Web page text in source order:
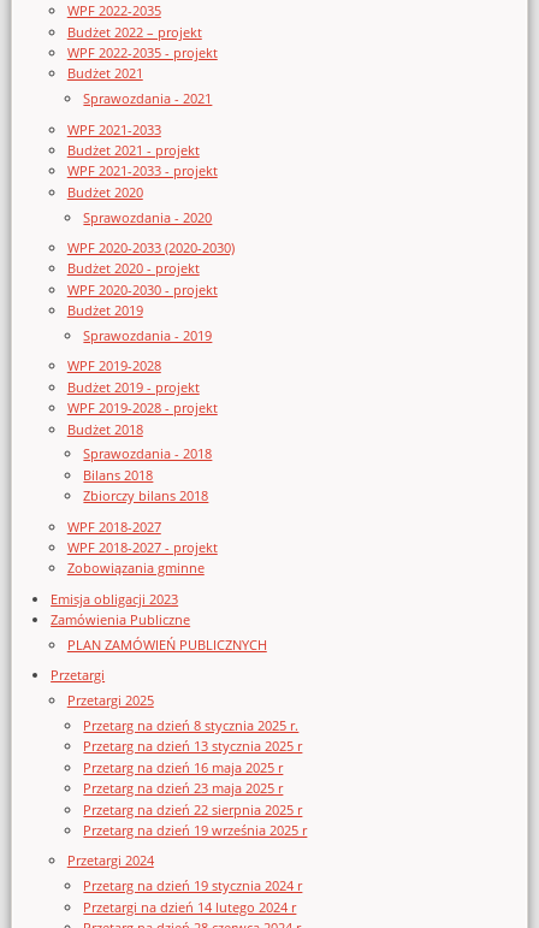
WPF 2022-2035
Budżet 2022 – projekt
WPF 2022-2035 - projekt
Budżet 2021
Sprawozdania - 2021
WPF 2021-2033
Budżet 2021 - projekt
WPF 2021-2033 - projekt
Budżet 2020
Sprawozdania - 2020
WPF 2020-2033 (2020-2030)
Budżet 2020 - projekt
WPF 2020-2030 - projekt
Budżet 2019
Sprawozdania - 2019
WPF 2019-2028
Budżet 2019 - projekt
WPF 2019-2028 - projekt
Budżet 2018
Sprawozdania - 2018
Bilans 2018
Zbiorczy bilans 2018
WPF 2018-2027
WPF 2018-2027 - projekt
Zobowiązania gminne
Emisja obligacji 2023
Zamówienia Publiczne
PLAN ZAMÓWIEŃ PUBLICZNYCH
Przetargi
Przetargi 2025
Przetarg na dzień 8 stycznia 2025 r.
Przetarg na dzień 13 stycznia 2025 r
Przetarg na dzień 16 maja 2025 r
Przetarg na dzień 23 maja 2025 r
Przetarg na dzień 22 sierpnia 2025 r
Przetarg na dzień 19 września 2025 r
Przetargi 2024
Przetarg na dzień 19 stycznia 2024 r
Przetargi na dzień 14 lutego 2024 r